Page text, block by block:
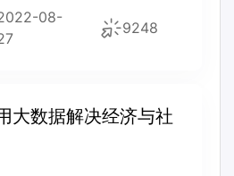
08-
9248
大数据解决经济与社